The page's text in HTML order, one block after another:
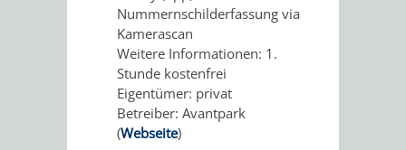
SCHAU-
Nummernschilderfassung via
Kamerascan
Weitere Informationen: 1.
Stunde kostenfrei
Eigentümer: privat
Betreiber: Avantpark
(Webseite)